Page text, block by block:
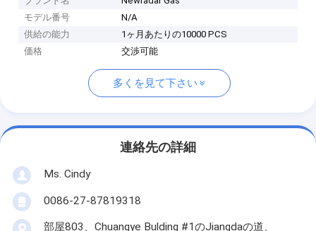
モデル番号
N/A
供給の能力
1ヶ月あたりの10000 PCS
価格
交渉可能
多くを見て下さい
連絡先の詳細
Ms. Cindy
0086-27-87819318
部屋803、Chuangye Bulding #1のJiangdaの道、